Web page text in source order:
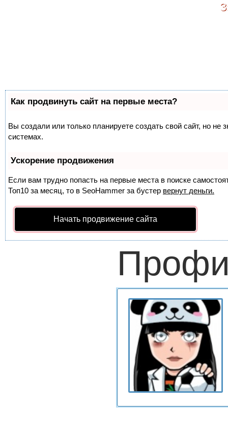
Как продвинуть сайт на первые места?
Вы создали или только планируете создать свой сайт, но
системах.
Ускорение продвижения
Если вам трудно попасть на первые места в поиске
Топ10 за месяц, то в SeoHammer за бустер вернут деньги.
Начать продвижение сайта